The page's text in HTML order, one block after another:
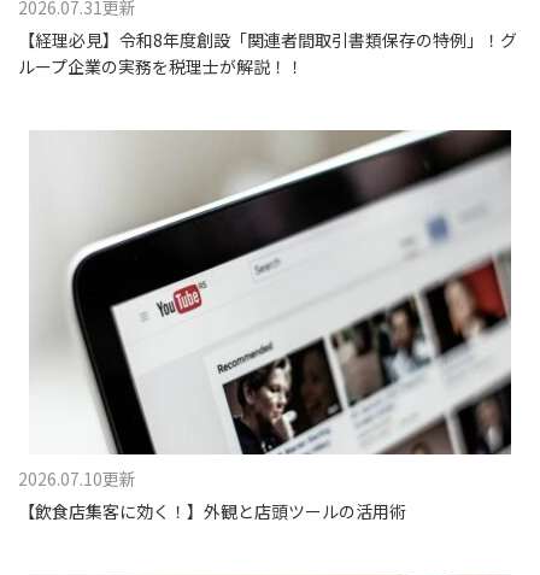
2026.07.31更新
【経理必見】令和8年度創設「関連者間取引書類保存の特例」！グ
ループ企業の実務を税理士が解説！！
2026.07.10更新
【飲食店集客に効く！】外観と店頭ツールの活用術